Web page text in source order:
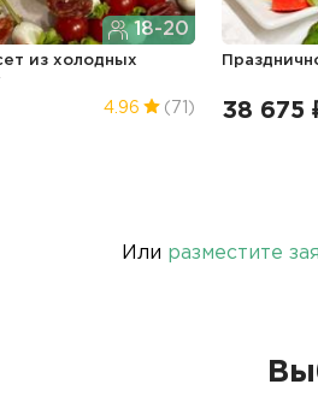
18-20
из холодных
4.96 (71) 38 675
Или разместите